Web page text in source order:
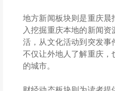
地方新闻板块则是重庆
入挖掘重庆本地的新闻
活，从文化活动到突发
不仅让外地人了解重庆
的城市。